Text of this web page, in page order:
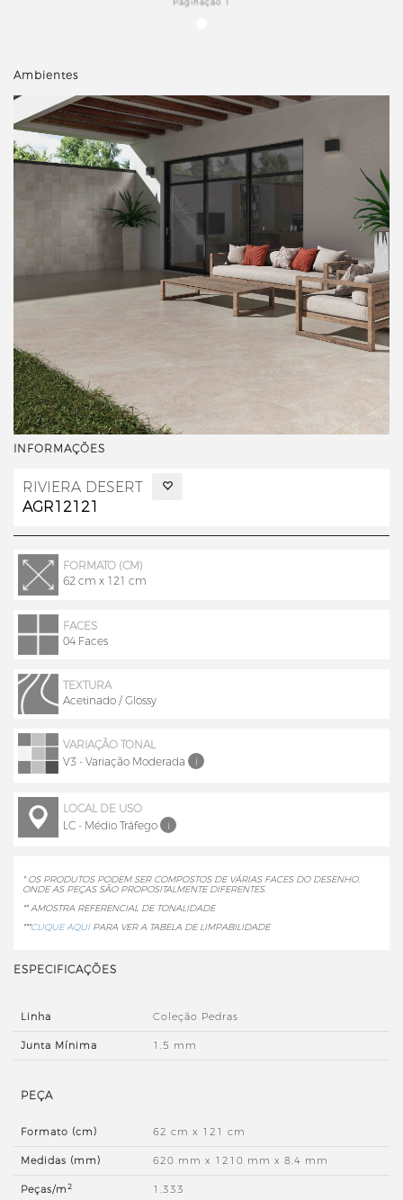
Ambientes
INFORMAÇÕES
RIVIERA DESERT
AGR12121
FORMATO (CM)
62 cm x 121 cm
FACES
04 Faces
TEXTURA
Acetinado / Glossy
VARIAÇÃO TONAL
V3 - Variação Moderada
i
LOCAL DE USO
LC - Médio Tráfego
i
* OS PRODUTOS PODEM SER COMPOSTOS DE VÁRIAS FACES DO DESENHO,
ONDE AS PEÇAS SÃO PROPOSITALMENTE DIFERENTES.
** AMOSTRA REFERENCIAL DE TONALIDADE
***CLIQUE AQUIPARA VER A TABELA DE LIMPABILIDADE
ESPECIFICAÇÕES
Linha Coleção Pedras
Junta Mínima 1,5 mm
PEÇA
Formato (cm) 62 cm x 121 cm
Medidas (mm) 620 mm x 1210 mm x 8,4 mm
Peças/m2 1,333